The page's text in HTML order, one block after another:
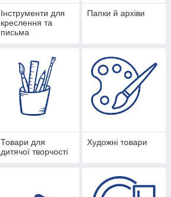
Інструменти для
креслення та
письма
Папки й архіви
Товари для
дитячої творчості
Художні товари